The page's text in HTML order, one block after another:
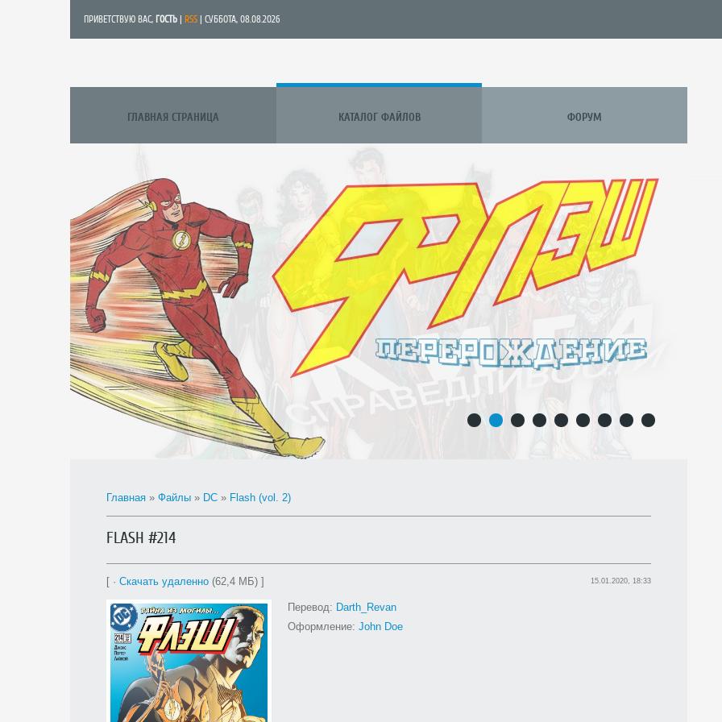
ПРИВЕТСТВУЮ ВАС, ГОСТЬ RSS | СУББОТА, 08.08.2026
ГЛАВНАЯ СТРАНИЦА КАТАЛОГ ФАЙЛОВ ФОРУМ
Главная » Файлы » DC » Flash (vol. 2)
FLASH #214
[ · Скачать удаленно (62,4 МБ) ] 15.01.2020, 18:33
Перевод: Darth_Revan
Оформление: John Doe